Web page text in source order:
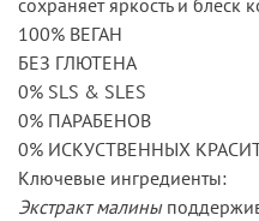
100% ВЕГАН
БЕЗ ГЛЮТЕНА
0% SLS & SLES
0% ПАРАБЕНОВ
0% ИСКУСТВЕННЫХ
Ключевые ингредиенты:
Экстракт малины